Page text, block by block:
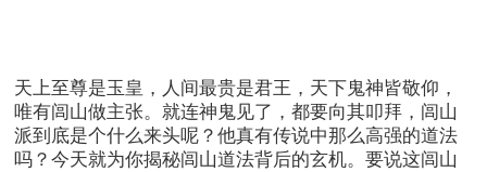
天上至尊是玉皇，人间最贵是君王，天下鬼神皆敬仰，
唯有闾山做主张。就连神鬼见了，都要向其叩拜，闾山
派到底是个什么来头呢？他真有传说中那么高强的道法
吗？今天就为你揭秘闾山道法背后的玄机。要说这闾山